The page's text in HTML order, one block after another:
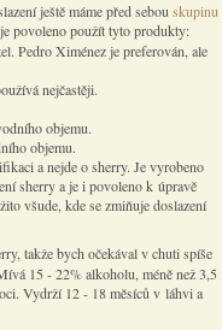
ještě máme před sebou skupinu
povoleno použít tyto produkty:
Pedro Ximénez je preferován, ale
nejčastěji.
objemu.
objemu.
a nejde o sherry. Je vyrobeno
sherry a je i povoleno k úpravě
všude, kde se zmiňuje doslazení
takže bych očekával v chuti spíše
15 - 22% alkoholu, méně než 3,5
Vydrží 12 - 18 měsíců v láhvi a